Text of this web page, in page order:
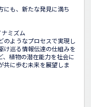
にも、新たな発見に満ち
ミズム
のようなプロセスで実現し
け巡る情報伝達の仕組みを
植物の潜在能力を社会に
共に歩む未来を展望しま